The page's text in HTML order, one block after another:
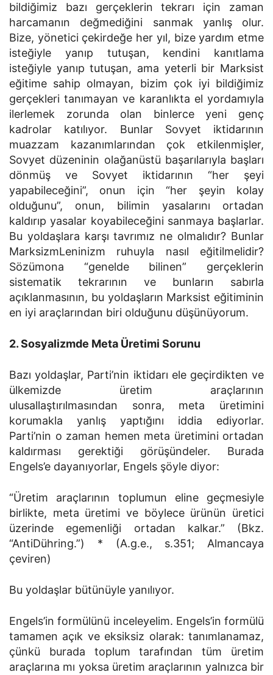
bildiğimiz bazı gerçeklerin tekrarı için zaman
harcamanın değmediğini sanmak yanlış olur.
Bize, yönetici çekirdeğe her yıl, bize yardım etme
isteğiyle yanıp tutuşan, kendini kanıtlama
isteğiyle yanıp tutuşan, ama yeterli bir Marksist
eğitime sahip olmayan, bizim çok iyi bildiğimiz
gerçekleri tanımayan ve karanlıkta el yordamıyla
ilerlemek zorunda olan binlerce yeni genç
kadrolar katılıyor. Bunlar Sovyet iktidarının
muazzam kazanımlarından çok etkilenmişler,
Sovyet düzeninin olağanüstü başarılarıyla başları
dönmüş ve Sovyet iktidarının “her şeyi
yapabileceğini”, onun için “her şeyin kolay
olduğunu”, onun, bilimin yasalarını ortadan
kaldırıp yasalar koyabileceğini sanmaya başlarlar.
Bu yoldaşlara karşı tavrımız ne olmalıdır? Bunlar
MarksizmLeninizm ruhuyla nasıl eğitilmelidir?
Sözümona “genelde bilinen” gerçeklerin
sistematik tekrarının ve bunların sabırla
açıklanmasının, bu yoldaşların Marksist eğitiminin
en iyi araçlarından biri olduğunu düşünüyorum.
2. Sosyalizmde Meta Üretimi Sorunu
Bazı yoldaşlar, Parti’nin iktidarı ele geçirdikten ve
ülkemizde üretim araçlarının
ulusallaştırılmasından sonra, meta üretimini
korumakla yanlış yaptığını iddia ediyorlar.
Parti’nin o zaman hemen meta üretimini ortadan
kaldırması gerektiği görüşündeler. Burada
Engels’e dayanıyorlar, Engels şöyle diyor:
“Üretim araçlarının toplumun eline geçmesiyle
birlikte, meta üretimi ve böylece ürünün üretici
üzerinde egemenliği ortadan kalkar.” (Bkz.
“AntiDühring.”) * (A.g.e., s.351; ­Almancaya
çeviren)
Bu yoldaşlar bütünüyle yanılıyor.
Engels’in formülünü inceleyelim. Engels’in formülü
tamamen açık ve eksiksiz olarak: tanımlanamaz,
çünkü burada toplum tarafından tüm üretim
araçlarına mı yoksa üretim araçlarının yalnızca bir